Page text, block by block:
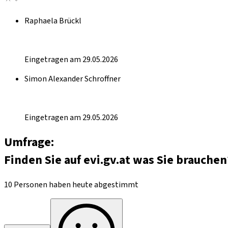
Raphaela Brückl
Eingetragen am 29.05.2026
Simon Alexander Schroffner
Eingetragen am 29.05.2026
Umfrage:
Finden Sie auf evi.gv.at was Sie
10 Personen haben heute abgestimmt